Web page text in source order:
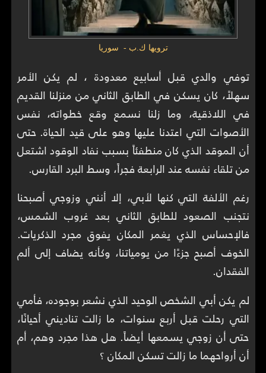
ترويها ك.ب - سوريا
توفي والدي قبل أسابيع معدودة ، لم يكن الأمر
سهلاً، كان يسكن في الطابق الثاني من منزلنا القديم
في اللاذقية، وما زلنا نسمع وقع خطواته، نفس
الأصوات التي اعتدنا عليها وهو على قيد الحياة. حتى
أن الموقد الذي كان منطفئاً بسبب نفاد الوقود اشتعل
من تلقاء نفسه عند الرابعة فجراً، وسط البرد القارس.
رغم الألفة التي كنها لأبي، إلا أنني وزوجي أصبحنا
نتجنب الصعود للطابق الثاني بعد غروب الشمس،
فالإحساس الذي يغمر المكان يفوق مجرد الذكريات.
الخوف أصبح جزءًا من يومياتنا، وكأنه يضاف إلى ألم
الفقدان.
لم يكن أبي الشخص الوحيد الذي نشعر بوجوده، فأمي
التي رحلت قبل أربع سنوات، ما زالت تناديني أحيانًا،
حتى أن زوجي يسمعها أيضاً. هل هذا مجرد وهم، أم
أن أرواحهما ما زالت تسكن المكان ؟